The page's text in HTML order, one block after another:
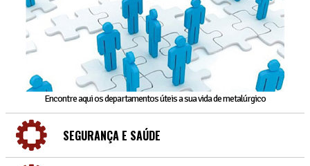
Encontre aqui os departamentos úteis a sua vida de metalúrgico
SEGURANÇA E SAÚDE